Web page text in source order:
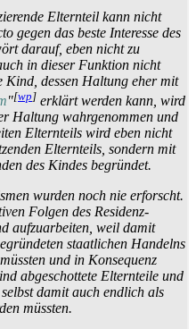
Elternteil kann nicht
gegen das beste Interesse des
darauf, eben nicht zu
in dieser Funktion nicht
Kind, dessen Haltung eher mit
"[wp] erklärt werden kann, wird
Haltung wahrgenommen und
Elternteils wird eben nicht
Elternteils, sondern mit
des Kindes begründet.
wurden noch nie erforscht.
Folgen des Residenz­
aufzuarbeiten, weil damit
staatlichen Handelns
und in Konsequenz
abgeschottete Eltern­teile und
damit auch endlich als
müssten.